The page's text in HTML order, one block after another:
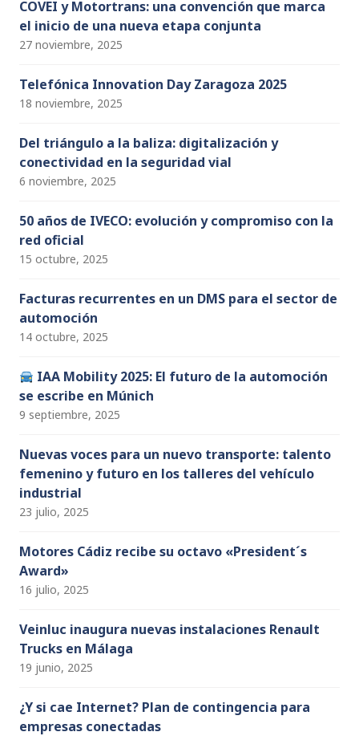
COVEI y Motortrans: una convención que marca
el inicio de una nueva etapa conjunta
27 noviembre, 2025
Telefónica Innovation Day Zaragoza 2025
18 noviembre, 2025
Del triángulo a la baliza: digitalización y
conectividad en la seguridad vial
6 noviembre, 2025
50 años de IVECO: evolución y compromiso con la
red oficial
15 octubre, 2025
Facturas recurrentes en un DMS para el sector de
automoción
14 octubre, 2025
IAA Mobility 2025: El futuro de la automoción
se escribe en Múnich
9 septiembre, 2025
Nuevas voces para un nuevo transporte: talento
femenino y futuro en los talleres del vehículo
industrial
23 julio, 2025
Motores Cádiz recibe su octavo «President´s
Award»
16 julio, 2025
Veinluc inaugura nuevas instalaciones Renault
Trucks en Málaga
19 junio, 2025
¿Y si cae Internet? Plan de contingencia para
empresas conectadas